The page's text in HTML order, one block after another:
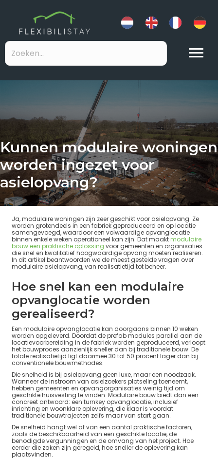
Kunnen modulaire woningen
worden ingezet voor
asielopvang?
Ja, modulaire woningen zijn zeer geschikt voor asielopvang. Ze
worden grotendeels in een fabriek geproduceerd en op locatie
samengevoegd, waardoor een volwaardige opvanglocatie
binnen enkele weken operationeel kan zijn. Dat maaktmodulaire
bouw een praktische oplossing voor gemeenten en organisaties
die snel en kwalitatief hoogwaardige opvang moeten realiseren.
In dit artikel beantwoorden we de meest gestelde vragen over
modulaire asielopvang, van realisatietijd tot beheer.
Hoe snel kan een modulaire
opvanglocatie worden
gerealiseerd?
Een modulaire opvanglocatie kan doorgaans binnen 10 weken
worden opgeleverd. Doordat de prefab modules parallel aan de
locatievoorbereiding in de fabriek worden geproduceerd, verloopt
het bouwproces aanzienlijk sneller dan bij traditionele bouw. De
totale realisatietijd ligt daarmee 30 tot 50 procent lager dan bij
conventionele bouwmethodes.
Die snelheid is bij asielopvang geen luxe, maar een noodzaak.
Wanneer de instroom van asielzoekers plotseling toeneemt,
hebben gemeenten en opvangorganisaties weinig tijd om
geschikte huisvesting te vinden. Modulaire bouw biedt dan een
concreet antwoord: een turnkey opvanglocatie, inclusief
inrichting en woonklare oplevering, die klaar is voordat
traditionele bouwtrajecten zelfs maar van start gaan.
De snelheid hangt wel af van een aantal praktische factoren,
zoals de beschikbaarheid van een geschikte locatie, de
benodigde vergunningen en de omvang van het project. Hoe
eerder die zaken zijn geregeld, hoe sneller de oplevering kan
plaatsvinden.